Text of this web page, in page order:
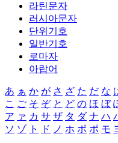
라틴문자
러시아문자
단위기호
일반기호
로마자
아랍어
あ ぁ か が さ ざ た だ な
こ ご そ ぞ と ど の ほ ぼ
ア ァ カ サ ザ タ ダ ナ ハ
ソ ゾ ト ド ノ ホ ボ ポ モ